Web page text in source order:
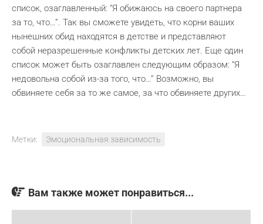
список, озаглавленный: “Я обижаюсь на своего партнера
за то, что…”. Так вы сможете увидеть, что корни ваших
нынешних обид находятся в детстве и представляют
собой неразрешенные конфликты детских лет. Еще один
список может быть озаглавлен следующим образом: “Я
недовольна собой из-за того, что…” Возможно, вы
обвиняете себя за то же самое, за что обвиняете других…
Метки: Эмоциональная зависимость
Вам также может понравиться...